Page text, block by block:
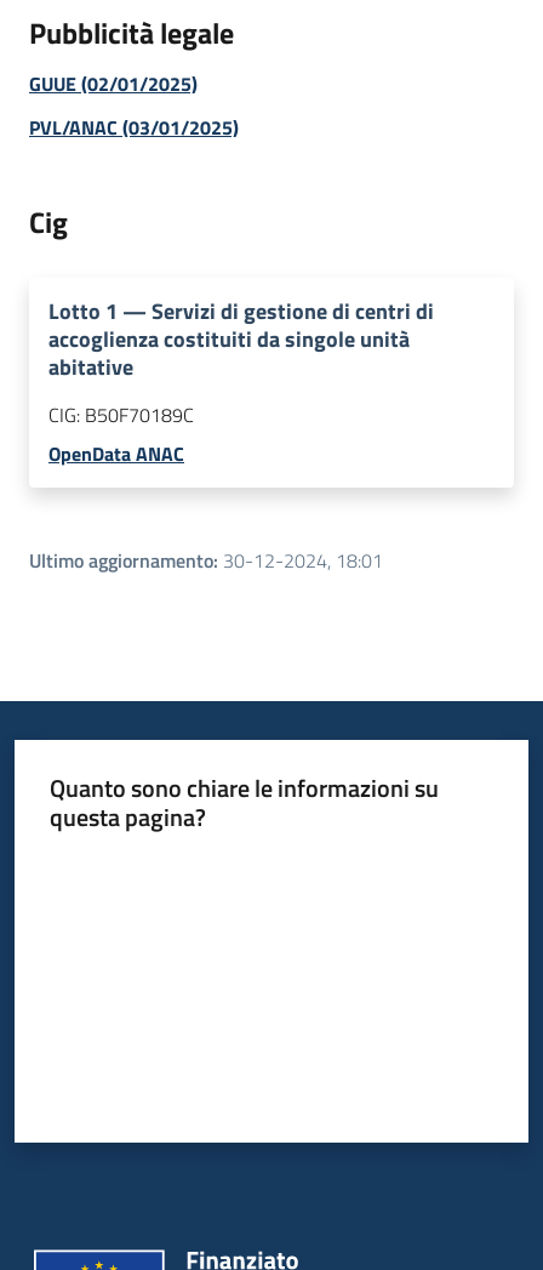
Pubblicità legale
GUUE (02/01/2025)
PVL/ANAC (03/01/2025)
Cig
Lotto 1 —Servizi di gestione di centri di
accoglienza costituiti da singole unità
abitative
CIG: B50F70189C
OpenData ANAC
Ultimo aggiornamento: 30-12-2024, 18:01
Quanto sono chiare le informazioni su
questa pagina?